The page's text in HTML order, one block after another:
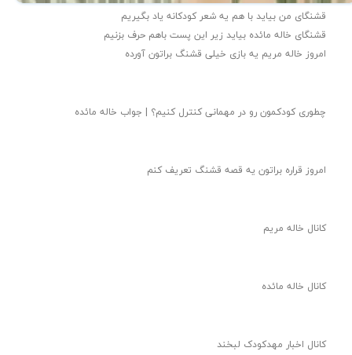
قشنگای من بيايد با هم یه شعر کودکانه ياد بگیریم
قشنگای خاله مائده بیاید زیر این پست باهم حرف بزنیم
امروز خاله مریم یه بازی خیلی قشنگ براتون آورده
چطوری کودکمون رو در مهمانی کنترل کنیم؟ | جواب خاله مائده
امروز قراره براتون یه قصه قشنگ تعریف کنم
کانال خاله مریم
کانال خاله مائده
کانال اخبار مهدکودک لبخند